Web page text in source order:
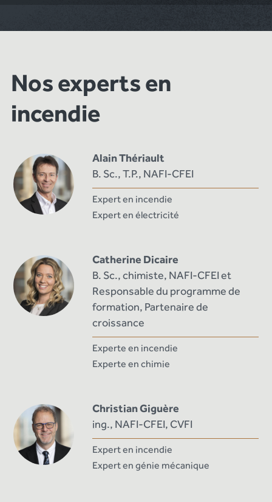
Nos experts en
incendie
Alain Thériault
B. Sc., T.P., NAFI-CFEI
Expert en incendie
Expert en électricité
Catherine Dicaire
B. Sc., chimiste, NAFI-CFEI et
Responsable du programme de
formation, Partenaire de
croissance
Experte en incendie
Experte en chimie
Christian Giguère
ing., NAFI-CFEI, CVFI
Expert en incendie
Expert en génie mécanique